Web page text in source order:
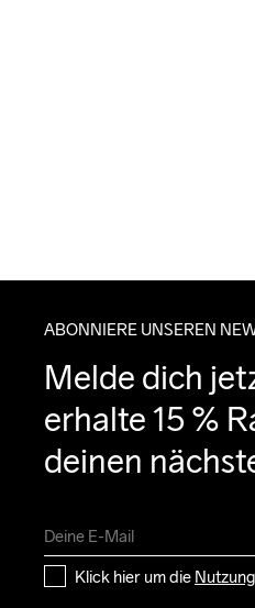
ABONNIERE UNSEREN
Melde dich
erhalte 15 %
deinen
Klick hier um die